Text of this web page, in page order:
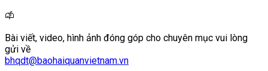
Bài viết, video, hình ảnh đóng góp cho chuyên mục vui lòng
gửi về
bhqdt@baohaiquanvietnam.vn